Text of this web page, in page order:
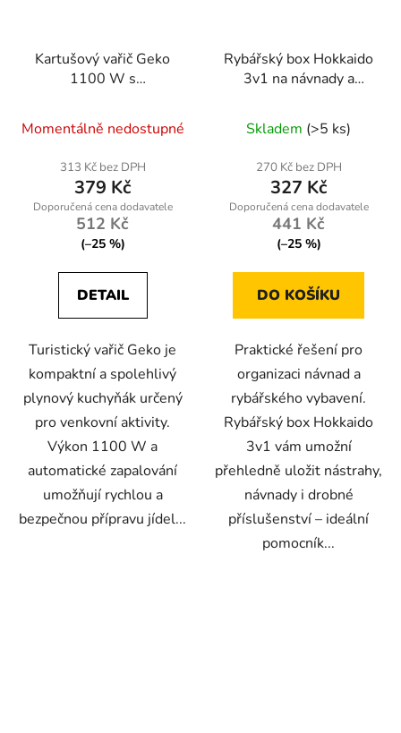
Kartušový vařič Geko
1100 W s
Momentálně nedostupné
313 Kč bez DPH
379 Kč
512 Kč
(–25 %)
DETAIL
Turistický vařič Geko je
kompaktní a spolehlivý
plynový kuchyňák určený
pro venkovní aktivity.
Výkon 1100 W a
automatické zapalování
umožňují rychlou a
bezpečnou přípravu jídel...
Rybářský box Hokkaido
3v1 na návnady a
oddělenými přihrádkami
Skladem (>5 ks)
270 Kč bez DPH
327 Kč
441 Kč
(–25 %)
DO KOŠÍKU
Praktické řešení pro
organizaci návnad a
rybářského vybavení.
Rybářský box Hokkaido
3v1 vám umožní
přehledně uložit nástrahy,
návnady i drobné
příslušenství – ideální
pomocník...